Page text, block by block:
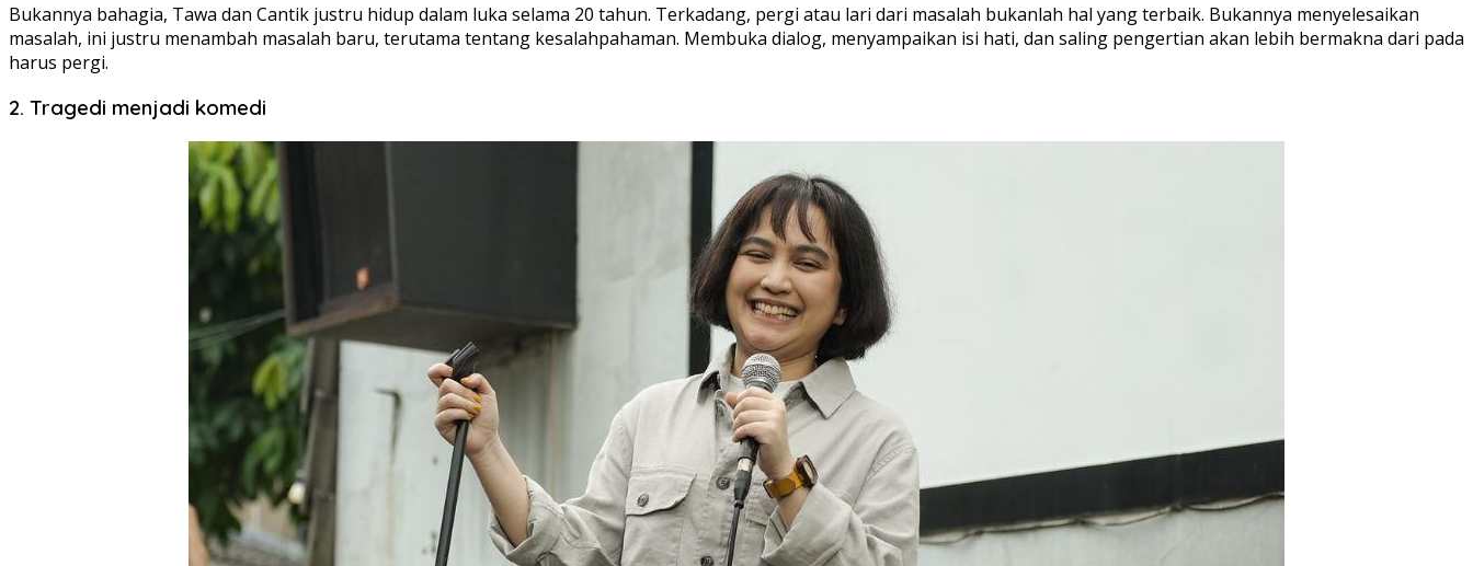
Bukannya bahagia, Tawa dan Cantik justru hidup dalam luka selama 20 tahun. Terkadang, pergi atau lari dari masalah bukanlah hal yang terbaik. Bukannya menyelesaikan
masalah, ini justru menambah masalah baru, terutama tentang kesalahpahaman. Membuka dialog, menyampaikan isi hati, dan saling pengertian akan lebih bermakna dari pada
harus pergi.
2. Tragedi menjadi komedi